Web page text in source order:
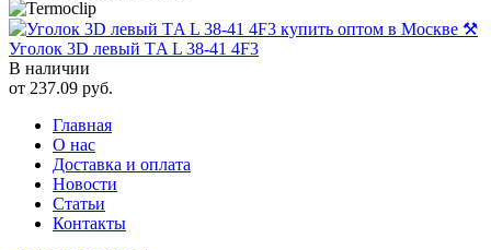
Уголок 3D левый ТA L 38-41 4F3
В наличии
от 237.09 руб.
Главная
О нас
Доставка и оплата
Новости
Статьи
Контакты